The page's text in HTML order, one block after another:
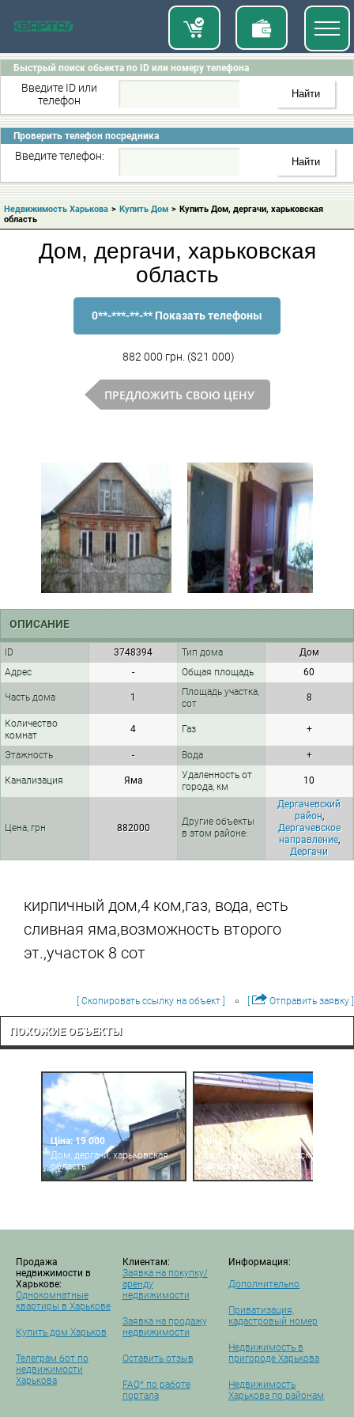
Быстрый поиск обьекта по ID или номеру телефона
Введите ID или
телефон
Проверить телефон посредника
Введите телефон:
Недвижимость Харькова > Купить Дом > Купить Дом, дергачи, харьковская
область
Дом, дергачи, харьковская
область
0**-***-**-** Показать телефоны
882 000 грн. ($21 000)
ПРЕДЛОЖИТЬ СВОЮ ЦЕНУ
ОПИСАНИЕ
ID 3748394 Тип дома
Дом
Адрес
- Общая площадь 60
Часть дома 1
Площадь участка,
сот
8
Количество
комнат
4 Газ +
Этажность - Вода +
Канализация Яма
Удаленность от
города, км
10
Цена, грн 882000
Другие объекты
в этом районе:
Дергачевский
район,
Дергачевское
направление,
Дергачи
кирпичный дом,4 ком,газ, вода, есть
сливная яма,возможность второго
эт.,участок 8 сот
[ Скопировать ссылку на объект ] Отправить заявку ]
ПОХОЖИЕ ОБЪЕКТЫ
Ціна: 19 000
Дом, дергачи, харьковская
область
Ціна: 18 500
Дом, дергачи, харьковская
область
Продажа
недвижимости в
Харькове:
Однокомнатные
квартиры в Харькове
Купить дом Харьков
Телеграм бот по
недвижимости
Харькова
Клиентам:
Заявка на покупку/
аренду
недвижимости
Заявка на продажу
недвижимости
Оставить отзыв
FAQ* по работе
портала
Информация:
Дополнительно
Приватизация,
кадастровый номер
Недвижимость в
пригороде Харькова
Недвижимость
Харькова по районам